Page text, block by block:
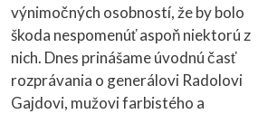
výnimočných osobností, že by bolo
škoda nespomenúť aspoň niektorú z
nich. Dnes prinášame úvodnú časť
rozprávania o generálovi Radolovi
Gajdovi, mužovi farbistého a